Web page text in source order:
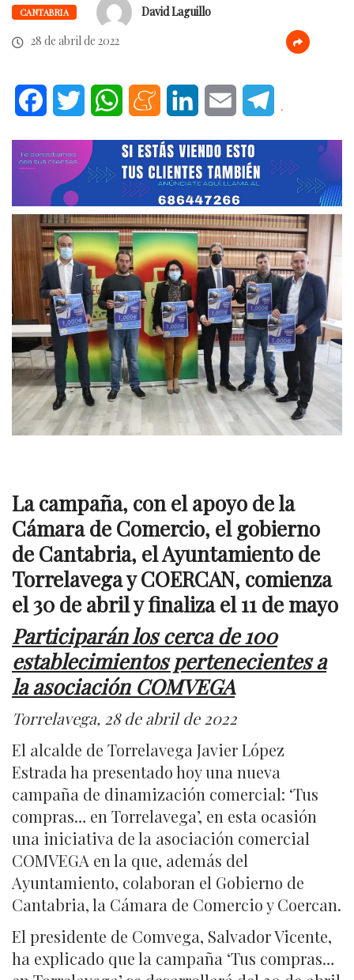
CANTABRIA
David Laguillo
28 de abril de 2022
FacebookTwitter WhatsAppMeneameLinkedInEmail .
La campaña, con el apoyo de la
Cámara de Comercio, el gobierno
de Cantabria, el Ayuntamiento de
Torrelavega y COERCAN, comienza
el30 de abril y finaliza el 11 de mayo
Participarán los cerca de 100
establecimientos pertenecientes a
la asociación COMVEGA
Torrelavega, 28 de abril de 2022
El alcalde de Torrelavega Javier López
Estrada ha presentado hoy una nueva
campaña de dinamización comercial: ‘Tus
compras… en Torrelavega’, en esta ocasión
una iniciativa de la asociación comercial
COMVEGA en la que, además del
Ayuntamiento, colaboran el Gobierno de
Cantabria, la Cámara de Comercio y Coercan.
El presidente de Comvega, Salvador Vicente,
ha explicado que la campaña ‘Tus compras…